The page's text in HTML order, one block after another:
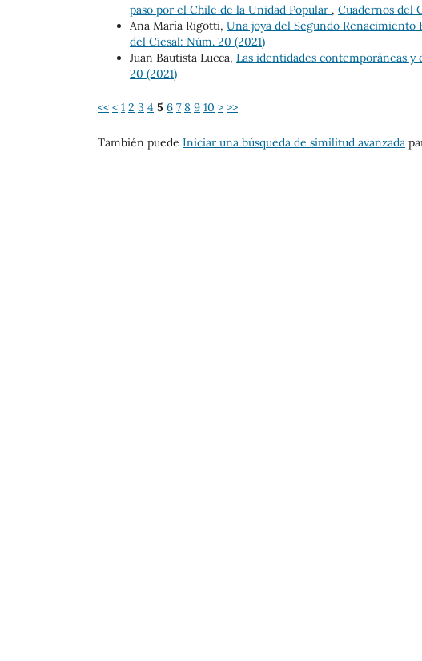
paso por el Chile de la Unidad Popular , Cuadernos del
Ana María Rigotti, Una joya del Segundo Renacimiento
del Ciesal: Núm. 20 (2021)
Juan Bautista Lucca, Las identidades contemporáneas
20 (2021)
<< < 1 2 3 4 5 6 7 8 9 10 > >>
También puede Iniciar una búsqueda de similitud avanzada